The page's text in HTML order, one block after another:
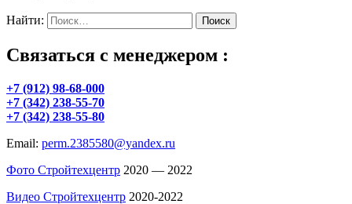
Найти:
Связаться с менеджером :
+7 (912) 98-68-000
+7 (342) 238-55-70
+7 (342) 238-55-80
Email: perm.2385580@yandex.ru
Фото Стройтехцентр 2020 — 2022
Видео Стройтехцентр 2020-2022